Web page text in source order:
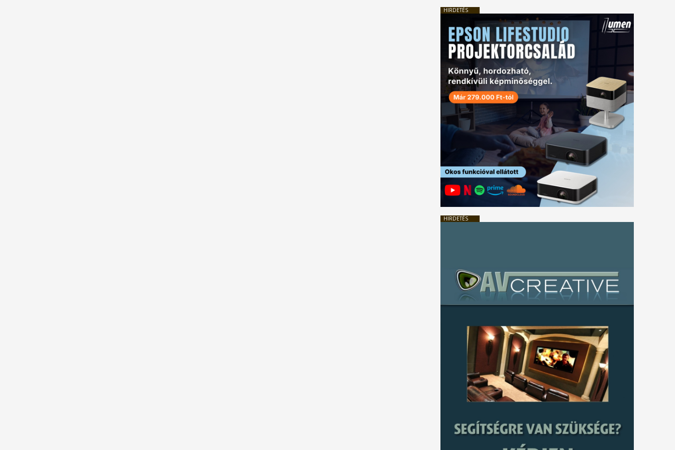
HIRDETÉS
HIRDETÉS